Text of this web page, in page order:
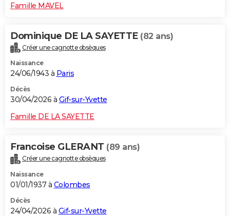
Famille MAVEL
Dominique DE LA SAYETTE (82 ans)
Créer une cagnotte obsèques
Naissance
24/06/1943 à Paris
Décès
30/04/2026 à Gif-sur-Yvette
Famille DE LA SAYETTE
Francoise GLERANT (89 ans)
Créer une cagnotte obsèques
Naissance
01/01/1937 à Colombes
Décès
24/04/2026 à Gif-sur-Yvette